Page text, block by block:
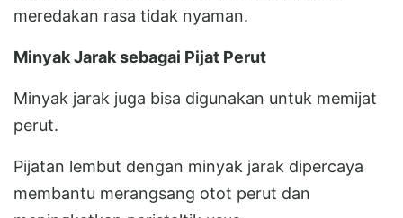
meredakan rasa tidak nyaman.
Minyak Jarak sebagai Pijat Perut
Minyak jarak juga bisa digunakan untuk memijat
perut.
Pijatan lembut dengan minyak jarak dipercaya
membantu merangsang otot perut dan